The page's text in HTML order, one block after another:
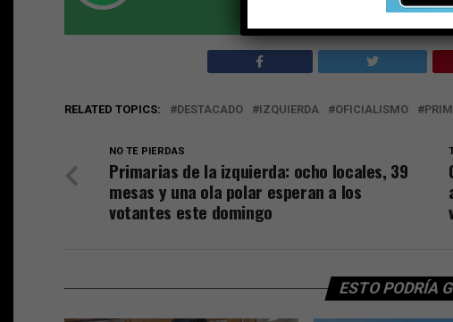
RELATED TOPICS: DESTACADO IZQUIERDA OFICIALISMO
NO TE PIERDAS
Primarias de la izquierda: ocho locales, 39
mesas y una ola polar esperan a los
votantes este domingo
ESTO PODRÍA